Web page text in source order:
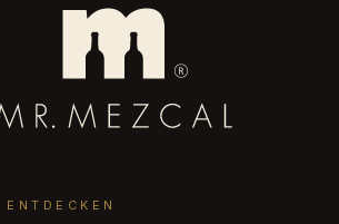
ENTDECKEN